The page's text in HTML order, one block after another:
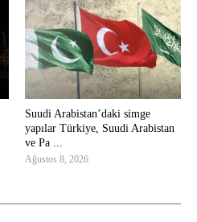
Suudi Arabistan’daki simge
yapılar Türkiye, Suudi Arabistan
ve Pa ...
Ağustos 8, 2026